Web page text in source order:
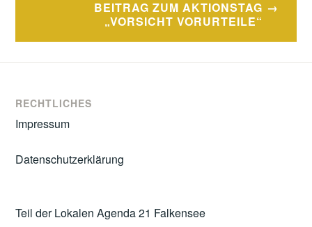
BEITRAG ZUM AKTIONSTAG
„VORSICHT VORURTEILE“
RECHTLICHES
Impressum
Datenschutzerklärung
Teil der Lokalen Agenda 21 Falkensee